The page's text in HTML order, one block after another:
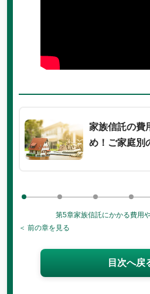
家族信託の費
め！ご家庭別
＜ 前の章を見る
第5章家族信託にかかる費用
目次へ戻